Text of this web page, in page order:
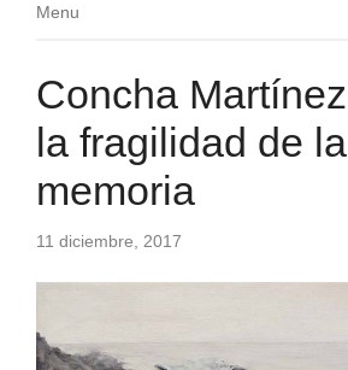
Menu
Menu
Concha
la fragilidad de la
memoria
11 diciembre, 2017